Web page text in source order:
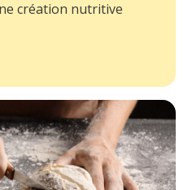
création nutritive